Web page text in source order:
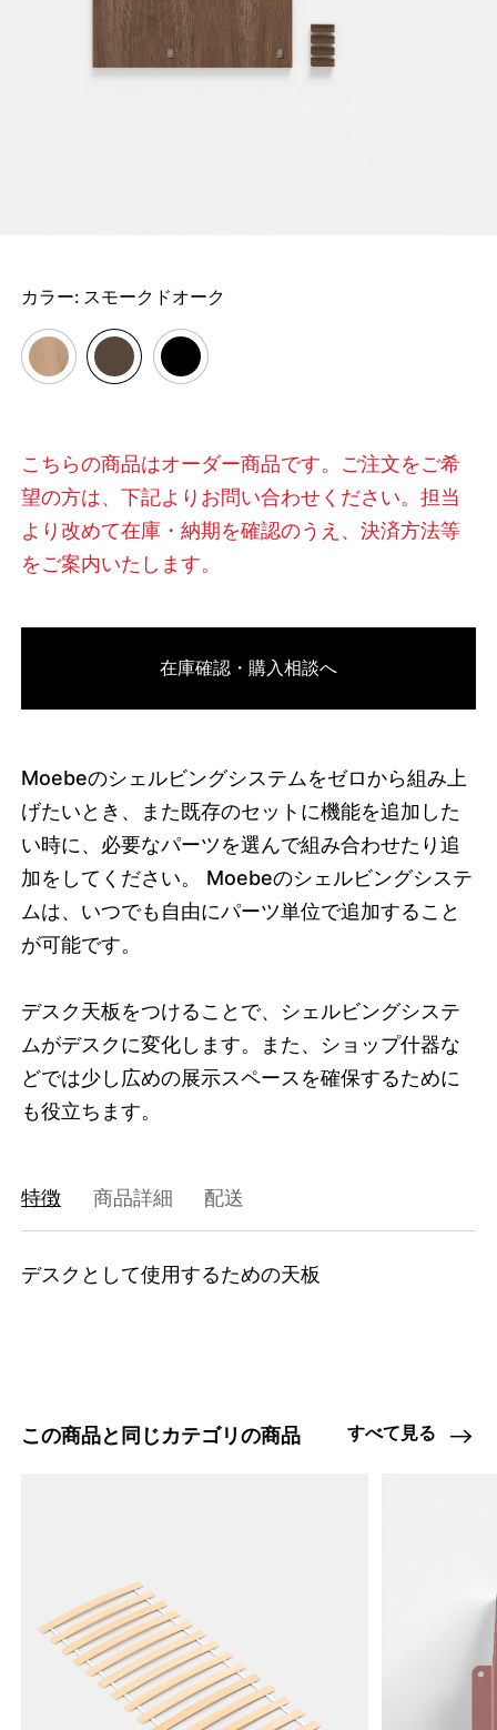
46454363619560 スモークドオーク/products/shelving-
system-desk-top-board?variant=46454363619560
4125000SSDSSO85 0
カラー: スモークドオーク
こちらの商品はオーダー商品です。ご注文をご希
望の方は、下記よりお問い合わせください。担当
より改めて在庫・納期を確認のうえ、決済方法等
をご案内いたします。
在庫確認・購入相談へ
Moebeのシェルビングシステムをゼロから組み上
げたいとき、また既存のセットに機能を追加した
い時に、必要なパーツを選んで組み合わせたり追
加をしてください。 Moebeのシェルビングシステ
ムは、いつでも自由にパーツ単位で追加すること
が可能です。
デスク天板をつけることで、シェルビングシステ
ムがデスクに変化します。また、ショップ什器な
どでは少し広めの展示スペースを確保するために
も役立ちます。
特徴 商品詳細 配送
デスクとして使用するための天板
この商品と同じカテゴリの商品 すべて見る